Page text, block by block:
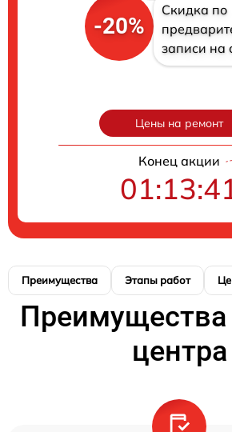
-20%
Скидка по
записи на
Цены на ремонт
Конец акции
Преимущества Этапы работ
Преимущества
центра